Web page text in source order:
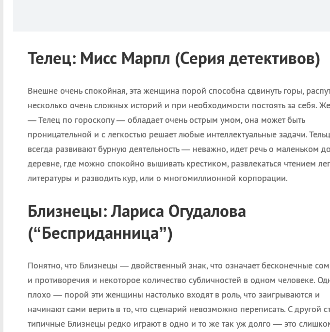
Телец: Мисс Марпл (Серия детективов)
Внешне очень спокойная, эта женщина порой способна сдвинуть горы,
несколько очень сложных историй и при необходимости постоять за себя.
— Телец по гороскопу — обладает очень острым умом, она может быть
проницательной и с легкостью решает любые интеллектуальные задачи.
всегда развивают бурную деятельность — неважно, идет речь о маленьком
деревне, где можно спокойно вышивать крестиком, развлекаться чтением
литературы и разводить кур, или о многомиллионной корпорации.
Близнецы: Лариса Огудалова
(“Бесприданница”)
Понятно, что Близнецы — двойственный знак, что означает бесконечные
и противоречия и некоторое количество субличностей в одном человеке.
плохо — порой эти женщины настолько входят в роль, что заигрываются и
начинают сами верить в то, что сценарий невозможно переписать. С другой
типичные Близнецы редко играют в одно и то же так уж долго — это